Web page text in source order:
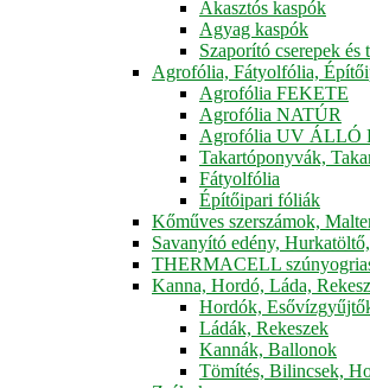
Akasztós kaspók
Agyag kaspók
Szaporító cserepek és
Agrofólia, Fátyolfólia,
Agrofólia FEKETE
Agrofólia NATÚR
Agrofólia UV ÁLLÓ
Takartóponyvák,
Fátyolfólia
Építőipari fóliák
Kőműves szerszámok,
Savanyító edény,
THERMACELL
Kanna, Hordó, Láda, Rekesz
Hordók,
Ládák, Rekeszek
Kannák, Ballonok
Tömítés, Bilincsek,